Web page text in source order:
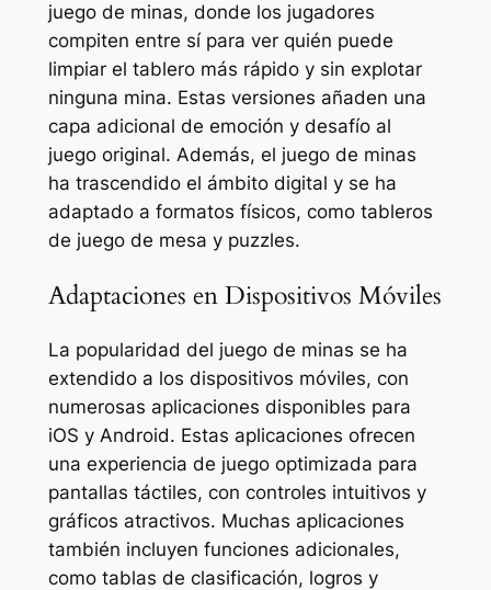
juego de minas, donde los jugadores
compiten entre sí para ver quién puede
limpiar el tablero más rápido y sin explotar
ninguna mina. Estas versiones añaden una
capa adicional de emoción y desafío al
juego original. Además, el juego de minas
ha trascendido el ámbito digital y se ha
adaptado a formatos físicos, como tableros
de juego de mesa y puzzles.
Adaptaciones en Dispositivos Móviles
La popularidad del juego de minas se ha
extendido a los dispositivos móviles, con
numerosas aplicaciones disponibles para
iOS y Android. Estas aplicaciones ofrecen
una experiencia de juego optimizada para
pantallas táctiles, con controles intuitivos y
gráficos atractivos. Muchas aplicaciones
también incluyen funciones adicionales,
como tablas de clasificación, logros y